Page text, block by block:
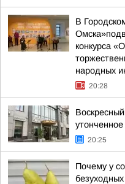
В
конкурса
народных
20:28
20:25
Почему у